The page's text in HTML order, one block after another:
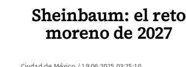
Sheinbaum: el reto
moreno de 2027